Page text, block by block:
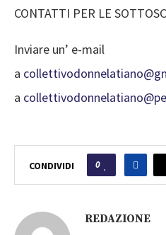
CONTATTI PER LE
Inviare un’ e-mail
a
a
CONDIVIDI 0
REDAZIONE